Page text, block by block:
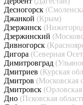
Десногорск
Джанкой (Крым)
Дзержинск
Дзержинский
Дивногорск
Дигора (Северная
Димитровград
Дмитриев (Курская
Дмитров (Московская
Дмитровск (Орловская
Дно (Псковская